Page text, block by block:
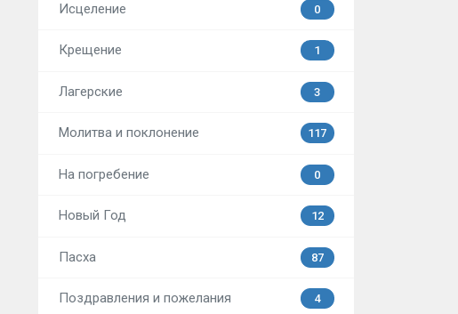
Исцеление 0
Крещение 1
Лагерские 3
Молитва и поклонение 117
На погребение 0
Новый Год 12
Пасха 87
Поздравления и пожелания 4